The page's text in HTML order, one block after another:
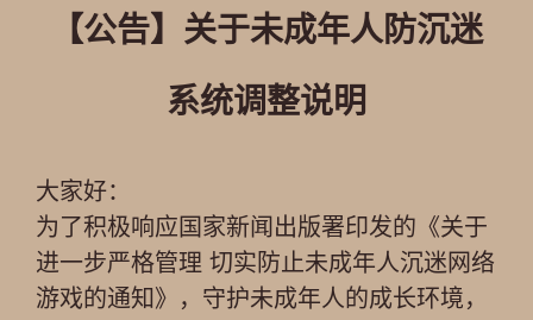
【公告】关于未成年人防沉迷
系统调整说明
大家好：
为了积极响应国家新闻出版署印发的《关于
进一步严格管理 切实防止未成年人沉迷网络
游戏的通知》，守护未成年人的成长环境，